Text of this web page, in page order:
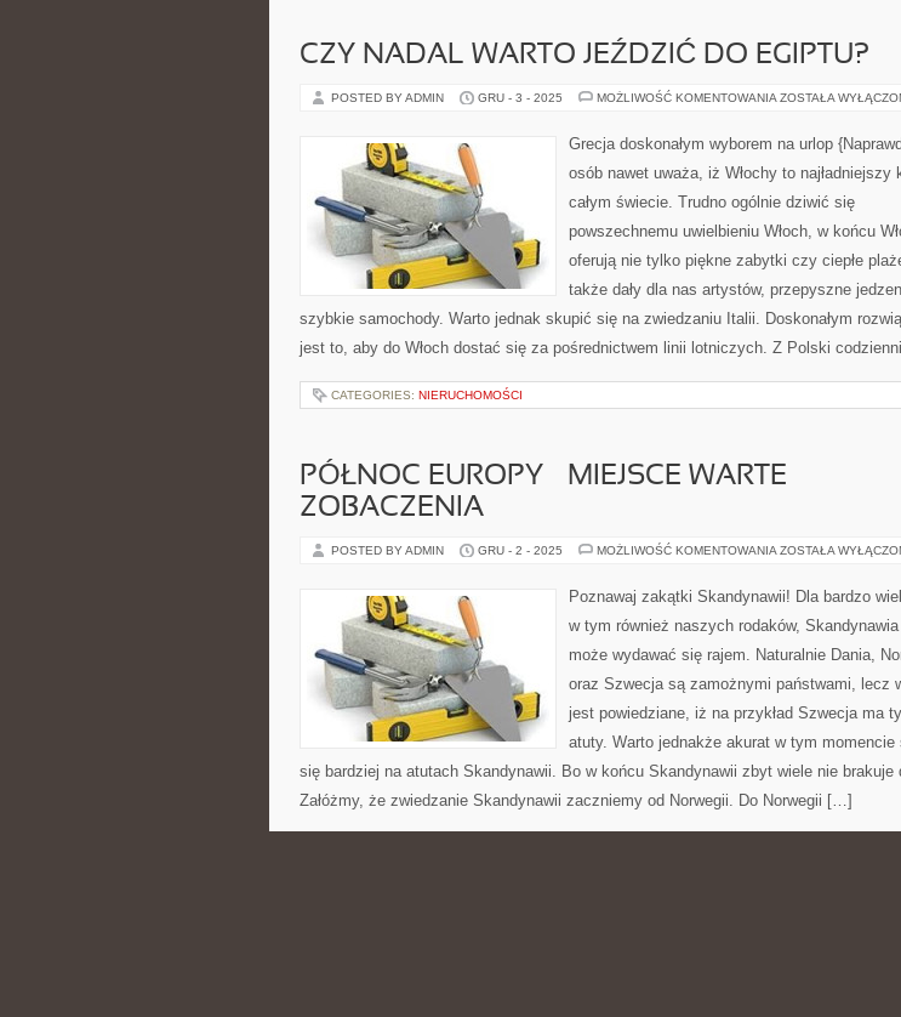
CZY NADAL WARTO JEŹDZIĆ DO EGIPTU?
POSTED BY ADMIN GRU - 3 - 2025 MOŻLIWOŚĆ KOMENTOWANIA CZY
JEŹDZIĆ
DO
ZOSTAŁA
Grecja doskonałym wyborem na urlop
osób nawet uważa, iż Włochy to najładniejszy
całym świecie. Trudno ogólnie dziwić się
powszechnemu uwielbieniu Włoch, w końcu
oferują nie tylko piękne zabytki czy ciepłe
także dały dla nas artystów, przepyszne
szybkie samochody. Warto jednak skupić się na zwiedzaniu Italii. Doskonałym
jest to, aby do Włoch dostać się za pośrednictwem linii lotniczych. Z Polski
CATEGORIES: NIERUCHOMOŚCI
PÓŁNOC EUROPY – MIEJSCE WARTE
ZOBACZENIA
POSTED BY ADMIN GRU - 2 - 2025 MOŻLIWOŚĆ KOMENTOWANIA PÓŁNOC
MIEJSCE
WARTE
ZOSTAŁA
Poznawaj zakątki Skandynawii! Dla bardzo
w tym również naszych rodaków,
może wydawać się rajem. Naturalnie Dania,
oraz Szwecja są zamożnymi państwami, lecz
jest powiedziane, iż na przykład Szwecja ma
atuty. Warto jednakże akurat w tym momencie
się bardziej na atutach Skandynawii. Bo w końcu Skandynawii zbyt wiele nie
Załóżmy, że zwiedzanie Skandynawii zaczniemy od Norwegii. Do Norwegii […]